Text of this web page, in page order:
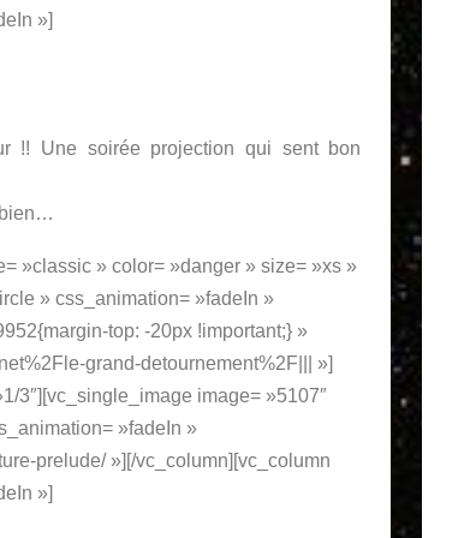
»]
!! Une soirée projection qui sent bon
bien…
»classic » color= »danger » size= »xs »
» css_animation= »fadeIn »
top: -20px !important;} »
grand-detournement%2F||| »]
3″][vc_single_image image= »5107″
»fadeIn »
prelude/ »][/vc_column][vc_column
»]